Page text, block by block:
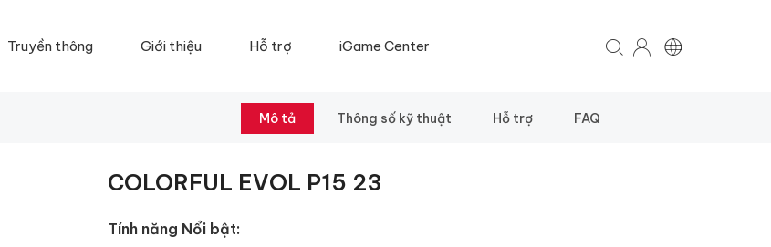
Truyền thông Giới thiệu Hỗ trợ iGame Center
Mô tả Thông số kỹ thuật Hỗ trợ FAQ
COLORFUL EVOL P15 23
Tính năng Nổi bật: